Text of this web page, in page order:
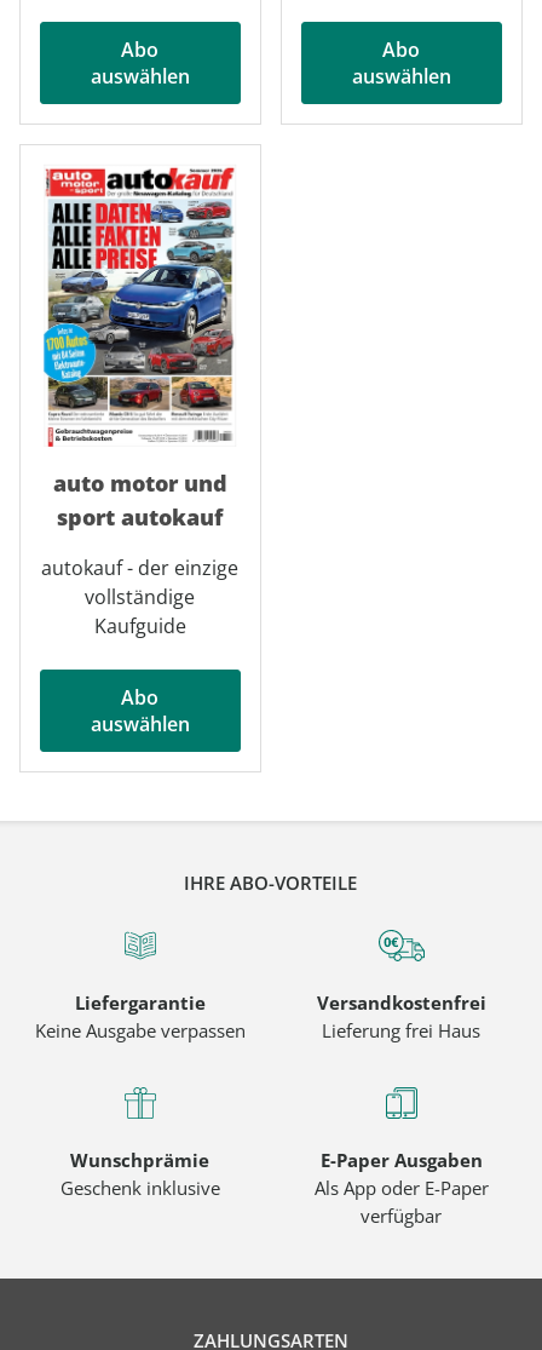
Abo
auswählen
Abo
auswählen
auto motor und
sport autokauf
autokauf - der einzige
vollständige
Kaufguide
Abo
auswählen
IHRE ABO-VORTEILE
Liefergarantie
Keine Ausgabe verpassen
Versandkostenfrei
Lieferung frei Haus
Wunschprämie
Geschenk inklusive
E-Paper Ausgaben
Als App oder E-Paper
verfügbar
ZAHLUNGSARTEN